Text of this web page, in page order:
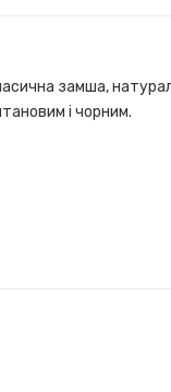
замша,
і чорним.